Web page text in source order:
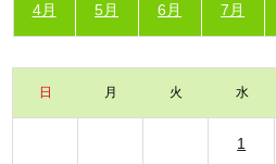
4月 5月 6月 7月
日 月 火 水
1